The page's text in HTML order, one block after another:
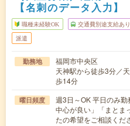
【名刺のデータ入力】
職種未経験OK 交通費別途支給あり
派遣
勤務地
福岡市中央区
天神駅から徒歩3分／
歩14分
曜日頻度
週3日～OK 平日のみ
中心が良い」「まと
たの希望をご相談くだ